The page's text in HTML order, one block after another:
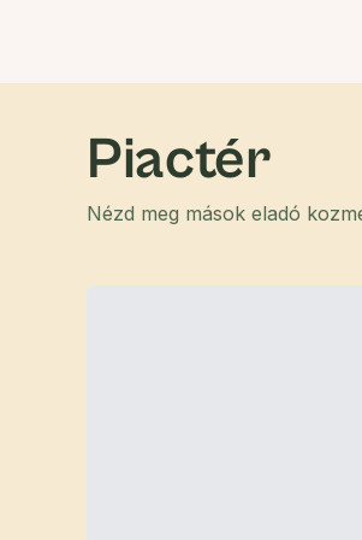
Piactér
Nézd meg mások eladó